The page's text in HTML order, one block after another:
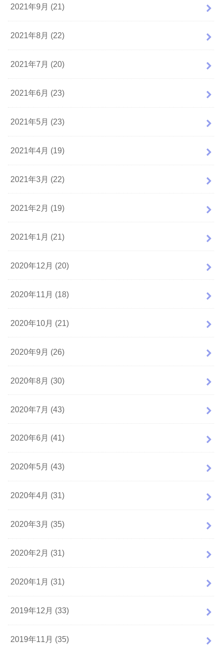
2021年9月 (21)
2021年8月 (22)
2021年7月 (20)
2021年6月 (23)
2021年5月 (23)
2021年4月 (19)
2021年3月 (22)
2021年2月 (19)
2021年1月 (21)
2020年12月 (20)
2020年11月 (18)
2020年10月 (21)
2020年9月 (26)
2020年8月 (30)
2020年7月 (43)
2020年6月 (41)
2020年5月 (43)
2020年4月 (31)
2020年3月 (35)
2020年2月 (31)
2020年1月 (31)
2019年12月 (33)
2019年11月 (35)